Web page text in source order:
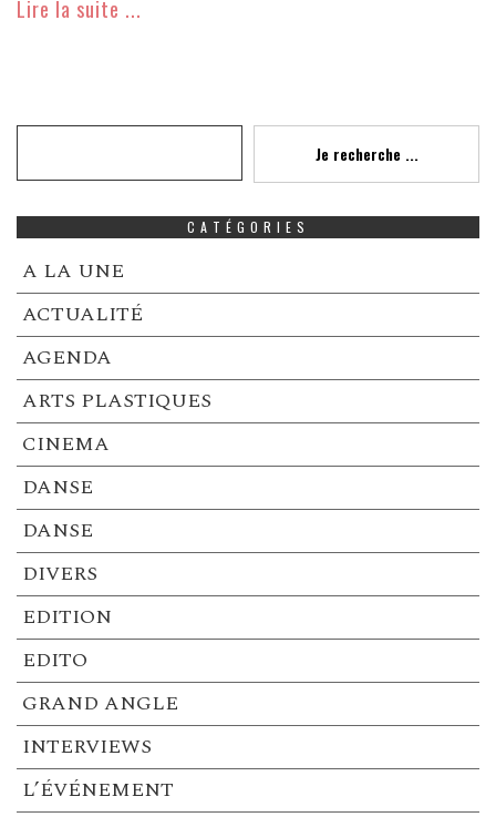
Lire la suite ...
Je recherche ...
CATÉGORIES
A LA UNE
ACTUALITÉ
AGENDA
ARTS PLASTIQUES
CINEMA
DANSE
DANSE
DIVERS
EDITION
EDITO
GRAND ANGLE
INTERVIEWS
L’ÉVÉNEMENT